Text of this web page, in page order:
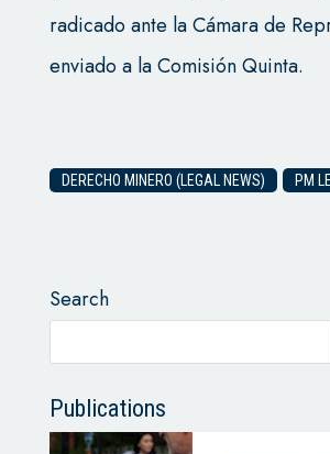
radicado ante la Cámara de
enviado a la Comisión Quinta.
DERECHO MINERO (LEGAL NEWS) PM
Search
Publications